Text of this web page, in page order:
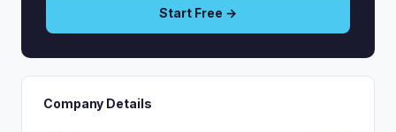
Start Free →
Company Details